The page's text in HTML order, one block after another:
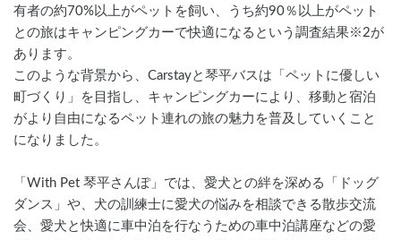
有者の約70%以上がペットを飼い、うち約90％以上がペット
との旅はキャンピングカーで快適になるという調査結果※2が
あります。
このような背景から、Carstayと琴平バスは「ペットに優しい
町づくり」を目指し、キャンピングカーにより、移動と宿泊
がより自由になるペット連れの旅の魅力を普及していくこと
になりました。
「With Pet 琴平さんぽ」では、愛犬との絆を深める「ドッグ
ダンス」や、犬の訓練士に愛犬の悩みを相談できる散歩交流
会、愛犬と快適に車中泊を行なうための車中泊講座などの愛